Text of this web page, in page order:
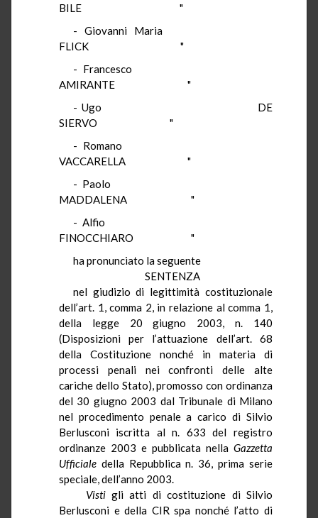
BILE
"
-
Giovanni Maria
FLICK
"
- Francesco
AMIRANTE
"
- Ugo
DE
SIERVO
"
- Romano
VACCARELLA
"
- Paolo
MADDALENA
"
- Alfio
FINOCCHIARO
"
ha pronunciato la seguente
SENTENZA
nel giudizio di legittimità costituzionale
dell’art. 1, comma 2, in relazione al comma 1,
della legge 20 giugno 2003, n. 140
(Disposizioni per l’attuazione dell’art. 68
della Costituzione nonché in materia di
processi penali nei confronti delle alte
cariche dello Stato), promosso con ordinanza
del 30 giugno 2003 dal Tribunale di Milano
nel procedimento penale a carico di Silvio
Berlusconi iscritta al n. 633 del registro
ordinanze 2003 e pubblicata nella Gazzetta
Ufficiale della Repubblica n. 36, prima serie
speciale, dell’anno 2003.
Vistigli atti di costituzione di Silvio
Berlusconi e della CIR spa nonché l’atto di